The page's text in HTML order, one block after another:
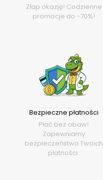
Złap okazję! Codzienne
promocje do -70%!
Bezpieczne płatności
Płać bez obaw!
Zapewniamy
bezpieczeństwo Twoich
płatności.